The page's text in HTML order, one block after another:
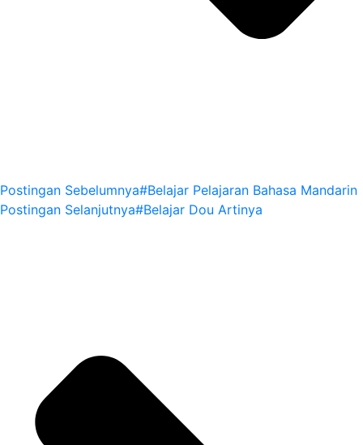
Postingan Sebelumnya#Belajar Pelajaran Bahasa Mandarin
Postingan Selanjutnya#Belajar Dou Artinya